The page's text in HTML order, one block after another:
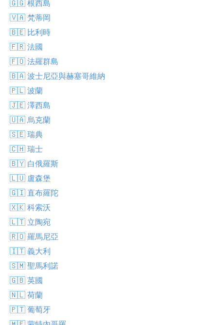
🇬🇬 根西島
🇻🇦 梵蒂岡
🇧🇪 比利時
🇫🇷 法國
🇫🇴 法羅群島
🇧🇦 波士尼亞與赫塞哥維納
🇵🇱 波蘭
🇯🇪 澤西島
🇺🇦 烏克蘭
🇸🇪 瑞典
🇨🇭 瑞士
🇧🇾 白俄羅斯
🇱🇺 盧森堡
🇬🇮 直布羅陀
🇽🇰 科索沃
🇱🇹 立陶宛
🇷🇴 羅馬尼亞
🇮🇹 義大利
🇸🇲 聖馬利諾
🇬🇧 英國
🇳🇱 荷蘭
🇵🇹 葡萄牙